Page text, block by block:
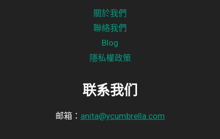
關於我們
聯絡我們
Blog
隱私權政策
联系我们
邮箱： anita@ycumbrella.com